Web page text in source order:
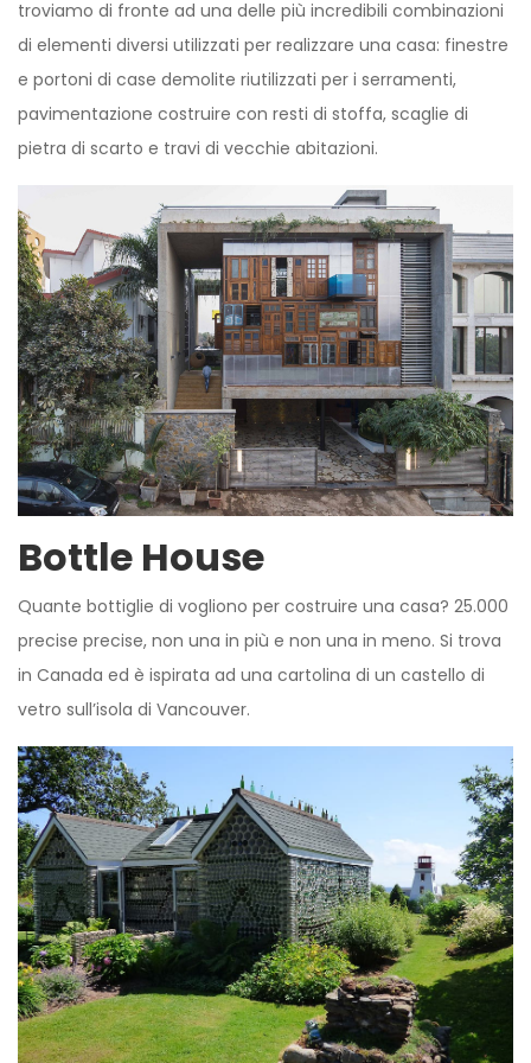
troviamo di fronte ad una delle più incredibili combinazioni
di elementi diversi utilizzati per realizzare una casa: finestre
e portoni di case demolite riutilizzati per i serramenti,
pavimentazione costruire con resti di stoffa, scaglie di
pietra di scarto e travi di vecchie abitazioni.
Bottle House
Quante bottiglie di vogliono per costruire una casa? 25.000
precise precise, non una in più e non una in meno. Si trova
in Canada ed è ispirata ad una cartolina di un castello di
vetro sull’isola di Vancouver.